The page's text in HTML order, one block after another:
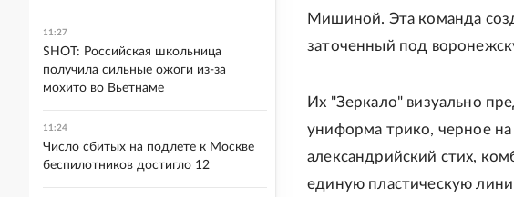
Мишиной. Эта команда
заточенный под
Их "Зеркало" визуально
униформа трико, черное
александрийский стих,
единую пластическую
11:27
SHOT: Российская школьница
получила сильные ожоги из-за
мохито во Вьетнаме
11:24
Число сбитых на подлете к Москве
беспилотников достигло 12